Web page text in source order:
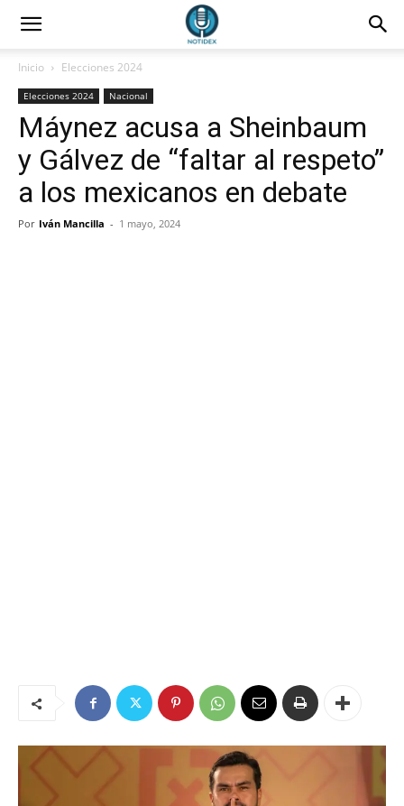
Inicio Elecciones 2024
Elecciones 2024 Nacional
Máynez acusa a Sheinbaum
y Gálvez de “faltar al respeto”
a los mexicanos en debate
Por Iván Mancilla - 1 mayo, 2024